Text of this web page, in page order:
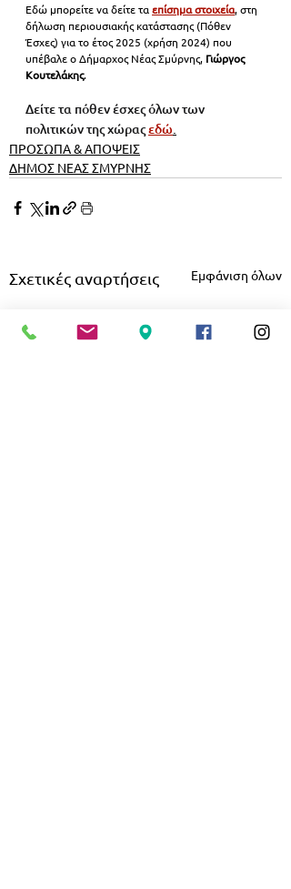
Εδώ μπορείτε να δείτε τα επίσημα στοιχεία, στη
δήλωση περιουσιακής κατάστασης (Πόθεν
Έσχες) για το έτος 2025 (χρήση 2024) που
υπέβαλε ο Δήμαρχος Νέας Σμύρνης, Γιώργος
Κουτελάκης.
Δείτε τα πόθεν έσχες όλων των
πολιτικών της χώρας εδώ
ΠΡΟΣΩΠΑ & ΑΠΟΨΕΙΣ
ΔΗΜΟΣ ΝΕΑΣ ΣΜΥΡΝΗΣ
Σχετικές αναρτήσεις Εμφάνιση όλων